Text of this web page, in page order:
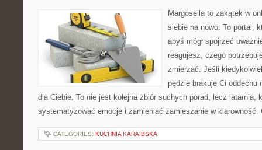
Margoseila to zakątek w
siebie na nowo. To portal,
abyś mógł spojrzeć
reagujesz, czego
zmierzać. Jeśli
pędzie brakuje Ci oddechu
dla Ciebie. To nie jest kolejna zbiór suchych porad, lecz latarnia,
systematyzować emocje i zamieniać zamieszanie w
CATEGORIES: KUCHNIA KARAIBSKA